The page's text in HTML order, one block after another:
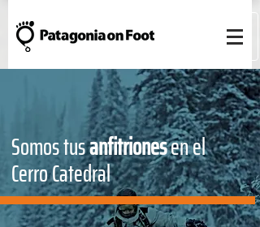
Somos tusanfitrionesen el
Cerro Catedral